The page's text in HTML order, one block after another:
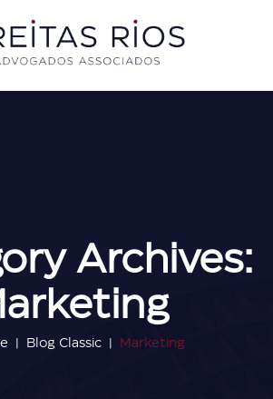
Archives:
Blog Classic Marketing